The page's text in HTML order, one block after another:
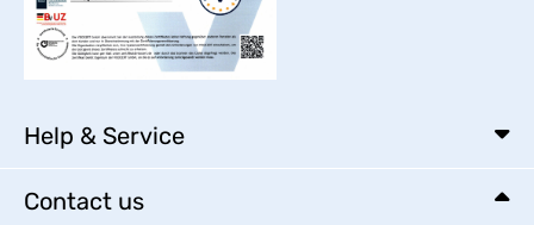
Help & Service
Contact us